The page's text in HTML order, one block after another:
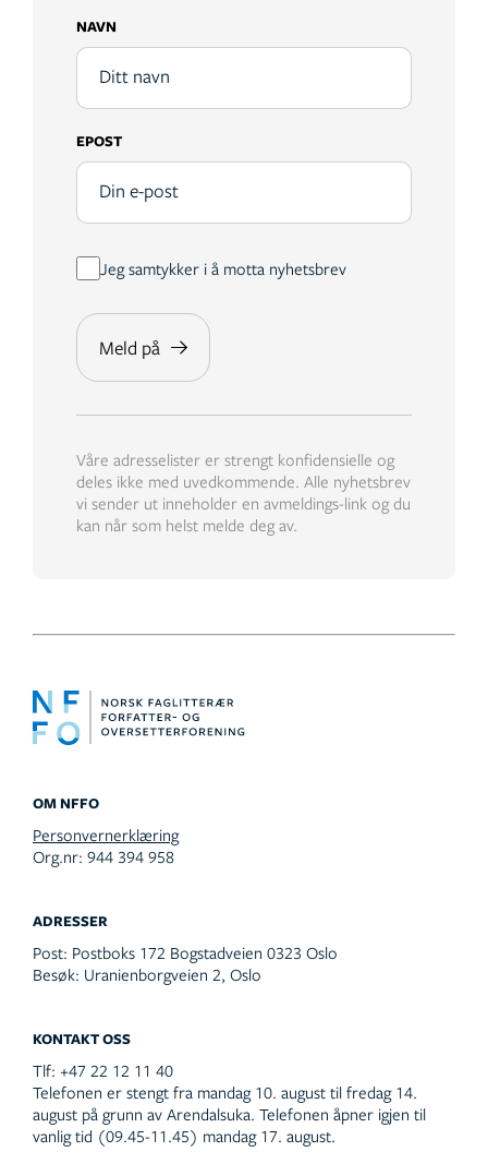
OM NFFO
Personvernerklæring
Org.nr: 944 394 958
ADRESSER
Post: Postboks 172 Bogstadveien 0323 Oslo
Besøk: Uranienborgveien 2, Oslo
KONTAKT OSS
Tlf: +47 22 12 11 40
Telefonen er stengt fra mandag 10. august til fredag 14.
august på grunn av Arendalsuka. Telefonen åpner igjen til
vanlig tid (09.45-11.45) mandag 17. august.
NAVN
EPOST
Jeg samtykker i å motta nyhetsbrev
Våre adresselister er strengt konfidensielle og
deles ikke med uvedkommende. Alle nyhetsbrev
vi sender ut inneholder en avmeldings-link og du
kan når som helst melde deg av.